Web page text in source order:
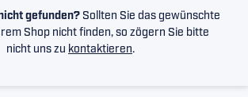
gefunden? Sollten Sie das gewünschte
Shop nicht finden, so zögern Sie bitte
nicht uns zu kontaktieren.